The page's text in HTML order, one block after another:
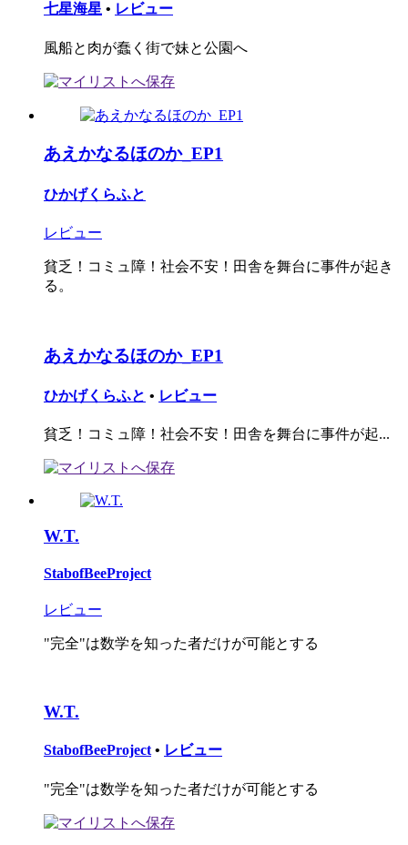
七星海星 • レビュー
風船と肉が蠢く街で妹と公園へ
あえかなるほのか_EP1
ひかげくらふと
レビュー
貧乏！コミュ障！社会不安！田舎を舞台に事件が起き
る。
あえかなるほのか_EP1
ひかげくらふと • レビュー
貧乏！コミュ障！社会不安！田舎を舞台に事件が起...
W.T.
StabofBeeProject
レビュー
"完全"は数学を知った者だけが可能とする
W.T.
StabofBeeProject • レビュー
"完全"は数学を知った者だけが可能とする